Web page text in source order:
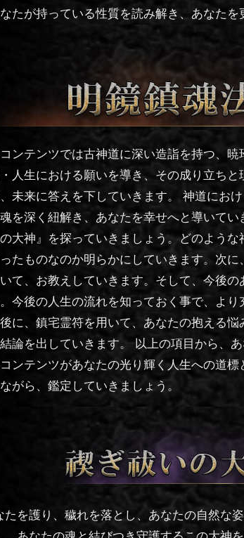
たが持っている性質を読み解き、あなたを
明鏡鎮魂法
ンテンツでは古神道に深い造詣を持つ、
人生における願いを導き、その成り立ち
未来に答えを下していきます。 神道にお
を深く紐解き、あなたを幸せへと導いて
大神』を探っていきましょう。どのよう
たものなのか明らかにしていきます。次
て、お教えしていきます。そして、今後
今後の人生の流れを知っておく事で、より
に、鎮宅霊符を用いて、あなたの抱える
論を出していきます。 以上の項目から、
ンテンツがあなたの光り輝く人生への道
がら、鑑定していきましょう。
たを護り、穢れを落とし、あなたの自然な